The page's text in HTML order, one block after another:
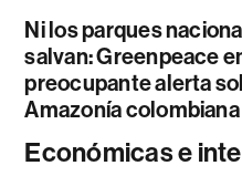
Ni los parques
salvan: Greenpeace
preocupante alerta
Amazonía colombiana
Económicas e